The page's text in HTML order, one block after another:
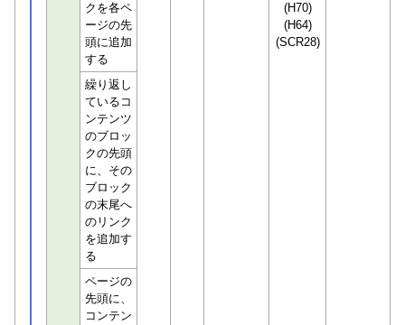
クを各ペ
ージの先
頭に追加
する
(H70)
(H64)
(SCR28)
繰り返し
ているコ
ンテンツ
のブロッ
クの先頭
に、その
ブロック
の末尾へ
のリンク
を追加す
る
ページの
先頭に、
コンテン